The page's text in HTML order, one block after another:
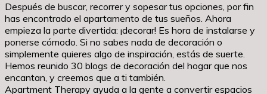
Después de buscar, recorrer y sopesar tus opciones, por fin
has encontrado el apartamento de tus sueños. Ahora
empieza la parte divertida: ¡decorar! Es hora de instalarse y
ponerse cómodo. Si no sabes nada de decoración o
simplemente quieres algo de inspiración, estás de suerte.
Hemos reunido 30 blogs de decoración del hogar que nos
encantan, y creemos que a ti también.
Apartment Therapy ayuda a la gente a convertir espacios